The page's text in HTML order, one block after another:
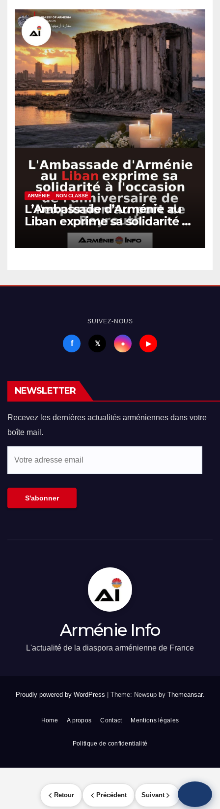
Kotcharian
ARMÉNIE NON CLASSÉ
L’Ambassade d’Arménie au
Liban exprime sa solidarité à
l’occasion de l’anniversaire
de l’explosion au port de
SUIVEZ-NOUS
f 𝕏 ● ▶
NEWSLETTER
Recevez les dernières actualités arméniennes dans votre
boîte mail.
S'abonner
Arménie Info
L'actualité de la diaspora arménienne de France
Proudly powered by WordPress Theme: Newsup by Themeansar.
Home A propos Contact Mentions légales
Politique de confidentialité
Retour Précédent Suivant